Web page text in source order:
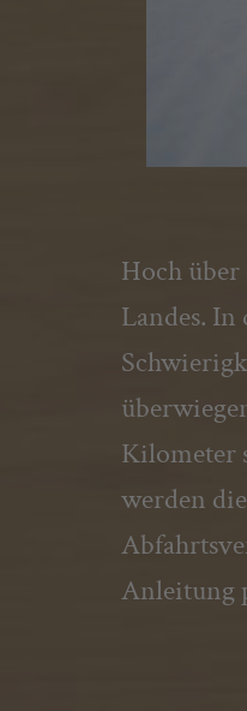
Hoch
Landes.
Kilometer
werden
Anleitung